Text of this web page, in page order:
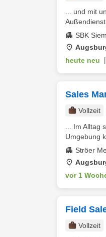
... und mit
SBK
heute neu
Sales
Vollzeit
... Im
Umgebung
Ströer
vor 1
Field
Vollzeit